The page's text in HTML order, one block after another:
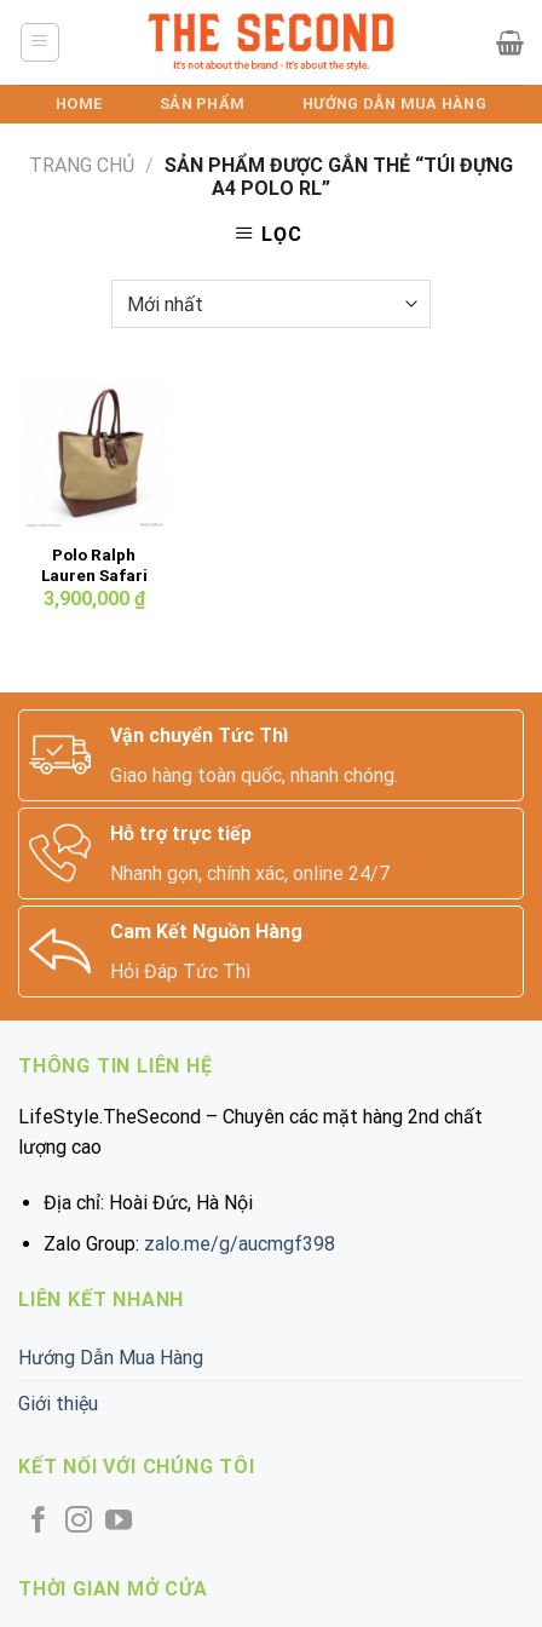
HOME SẢN PHẨM HƯỚNG DẪN MUA HÀNG
TRANG CHỦ / SẢN PHẨM ĐƯỢC GẮN THẺ “TÚI ĐỰNG
A4 POLO RL”
LỌC
Polo Ralph
Lauren Safari
Canvas Leather
3,900,000 ₫
Vận chuyển Tức Thì
Giao hàng toàn quốc, nhanh chóng.
Hỗ trợ trực tiếp
Nhanh gọn, chính xác, online 24/7
Cam Kết Nguồn Hàng
Hỏi Đáp Tức Thì
THÔNG TIN LIÊN HỆ
LifeStyle.TheSecond – Chuyên các mặt hàng 2nd chất
lượng cao
Địa chỉ: Hoài Đức, Hà Nội
Zalo Group: zalo.me/g/aucmgf398
LIÊN KẾT NHANH
Hướng Dẫn Mua Hàng
Giới thiệu
KẾT NỐI VỚI CHÚNG TÔI
THỜI GIAN MỞ CỬA